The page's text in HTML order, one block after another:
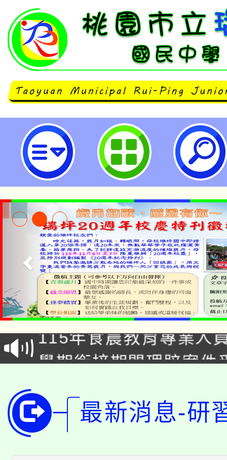
台灣大學辦理「SDGs×生命教育
網路世代的青少年心理健康」簡章
園市立瑞坪國民中學
淨零綠生活教案入校路
會
115年食農教育專業人
程
學期銜接期間理賠案件
版
公告本校115學年度第
代理(課)教師甄選結果(
「2026金融保險知識
最新消息-研